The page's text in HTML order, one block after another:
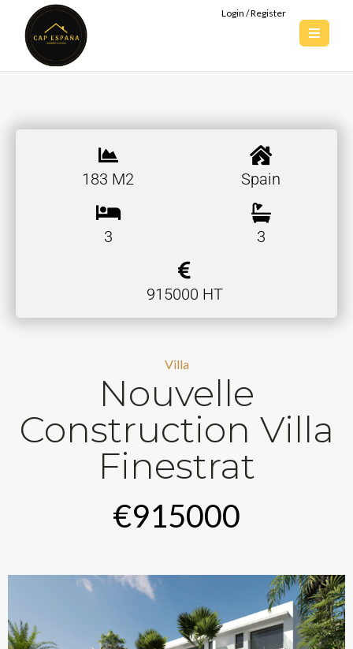
Login / Register
183 M2 Spain
3 3
915000 HT
Villa
Nouvelle
Construction Villa
Finestrat
€915000